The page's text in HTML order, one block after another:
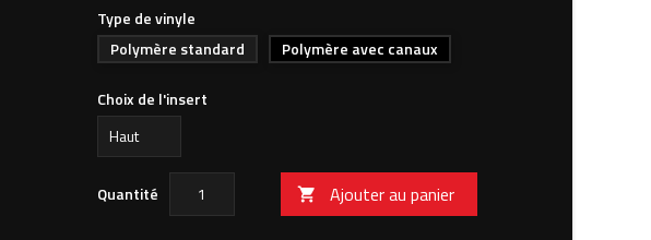
Type de vinyle
Polymère standard
Polymère avec canaux
Choix de l'insert
Quantité  Ajouter au panier